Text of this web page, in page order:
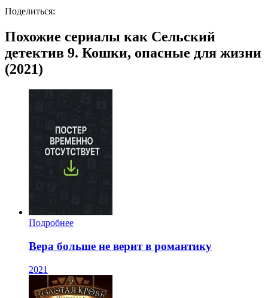
Поделиться:
Похожие сериалы как Сельский
детектив 9. Кошки, опасные для жизни
(2021)
Подробнее
Вера больше не верит в романтику
2021